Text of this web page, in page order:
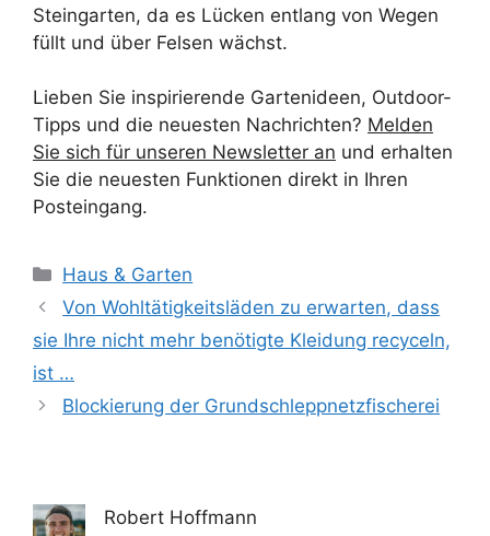
Steingarten, da es Lücken entlang von Wegen
füllt und über Felsen wächst.
Lieben Sie inspirierende Gartenideen, Outdoor-
Tipps und die neuesten Nachrichten? Melden
Sie sich für unseren Newsletter an und erhalten
Sie die neuesten Funktionen direkt in Ihren
Posteingang.
Kategorien
Haus & Garten
Von Wohltätigkeitsläden zu erwarten, dass
sie Ihre nicht mehr benötigte Kleidung recyceln,
ist …
Blockierung der Grundschleppnetzfischerei
Robert Hoffmann